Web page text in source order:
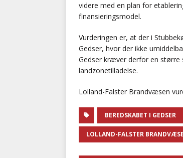
videre med en plan for
finansieringsmodel.
Vurderingen er, at der i
Gedser, hvor der ikke
Gedser kræver derfor en større
landzonetilladelse.
Lolland-Falster Brandvæsen
BEREDSKABET I GEDSER
LOLLAND-FALSTER